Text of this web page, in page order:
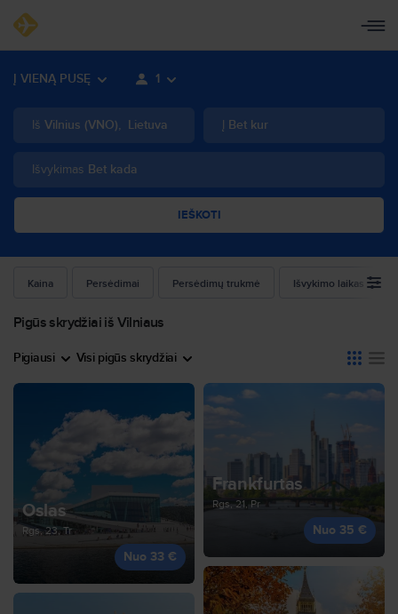
Į VIENĄ PUSĘ 1
Iš Vilnius (VNO), Lietuva Į Bet kur
Išvykimas Bet kada
IEŠKOTI
Kaina Persėdimai Persėdimų trukmė Išvykimo laikas
Pigūs skrydžiai iš Vilniaus
Pigiausi Visi pigūs skrydžiai
Oslas
Rgs, 23, Tr
Nuo 33 €
Frankfurtas
Rgs, 21, Pr
Nuo 35 €